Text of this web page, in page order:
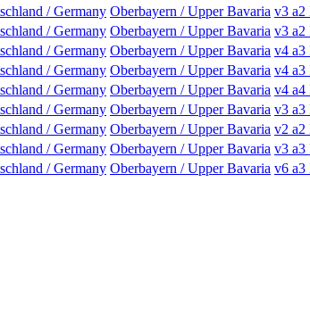
/ Germany Oberbayern / Upper Bavaria v3 a2
/ Germany Oberbayern / Upper Bavaria v3 a2
/ Germany Oberbayern / Upper Bavaria v4 a3
/ Germany Oberbayern / Upper Bavaria v4 a3
/ Germany Oberbayern / Upper Bavaria v4
/ Germany Oberbayern / Upper Bavaria v3 a3
/ Germany Oberbayern / Upper Bavaria v2 a2
/ Germany Oberbayern / Upper Bavaria v3 a3
/ Germany Oberbayern / Upper Bavaria v6 a3